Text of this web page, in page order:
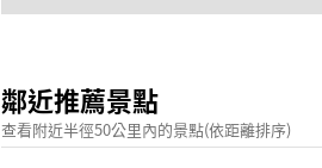
鄰近推薦景點
查看附近半徑50公里內的景點(依距離排序)